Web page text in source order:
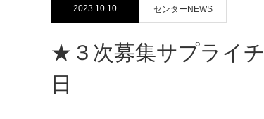
2023.10.10 センターNEWS
★３次募集サプライ
日